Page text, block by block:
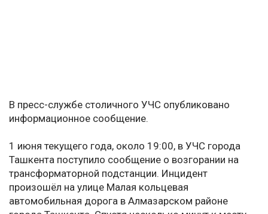
В пресс-службе столичного УЧС опубликовано
информационное сообщение.
1 июня текущего года, около 19:00, в УЧС города
Ташкента поступило сообщение о возгорании на
трансформаторной подстанции. Инцидент
произошёл на улице Малая кольцевая
автомобильная дорога в Алмазарском районе